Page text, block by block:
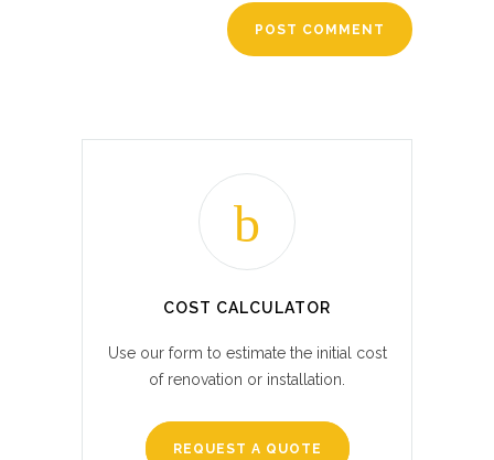
COST CALCULATOR
Use our form to estimate the initial cost
of renovation or installation.
REQUEST A QUOTE